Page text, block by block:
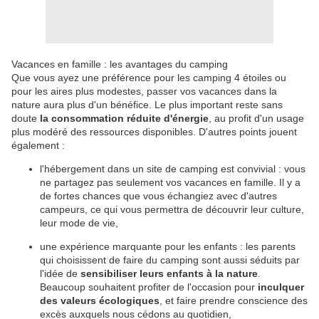
Vacances en famille : les avantages du camping
Que vous ayez une préférence pour les camping 4 étoiles ou
pour les aires plus modestes, passer vos vacances dans la
nature aura plus d'un bénéfice. Le plus important reste sans
doute la consommation réduite d'énergie , au profit d'un usage
plus modéré des ressources disponibles. D'autres points jouent
également :
l'hébergement dans un site de camping est convivial : vous
ne partagez pas seulement vos vacances en famille. Il y a
de fortes chances que vous échangiez avec d'autres
campeurs, ce qui vous permettra de découvrir leur culture,
leur mode de vie,
une expérience marquante pour les enfants : les parents
qui choisissent de faire du camping sont aussi séduits par
l'idée de sensibiliser leurs enfants à la nature
Beaucoup souhaitent profiter de l'occasion pour inculquer
des valeurs écologiques , et faire prendre conscience des
excès auxquels nous cédons au quotidien,